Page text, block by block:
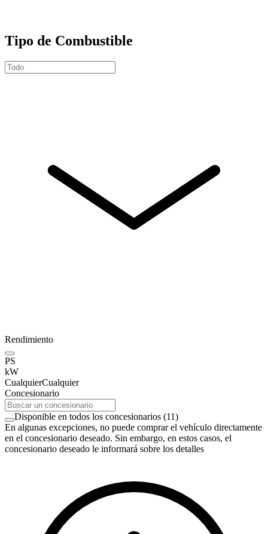
Tipo de Combustible
Rendimiento
PS
kW
CualquierCualquier
Concesionario
Disponible en todos los concesionarios (11)
En algunas excepciones, no puede comprar el vehículo directamente
en el concesionario deseado. Sin embargo, en estos casos, el
concesionario deseado le informará sobre los detalles